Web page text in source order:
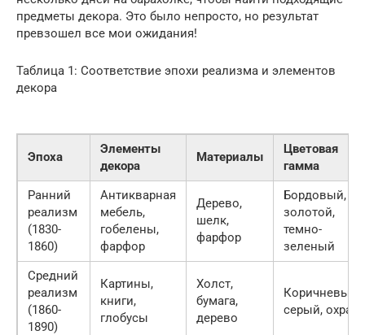
предметы декора. Это было непросто, но результат
превзошел все мои ожидания!
Таблица 1: Соответствие эпохи реализма и элементов
декора
Эпоха
Элементы
декора
Материалы
Цветовая
гамма
Ранний
реализм
(1830-
1860)
Антикварная
мебель,
гобелены,
фарфор
Дерево,
шелк,
фарфор
Бордовый,
золотой,
темно-
зеленый
Средний
реализм
(1860-
1890)
Картины,
книги,
глобусы
Холст,
бумага,
дерево
Коричневый,
серый, охра